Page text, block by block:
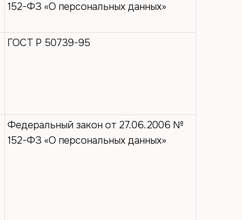
152-ФЗ «О персональных данных»
ГОСТ Р 50739-95
Федеральный закон от 27.06.2006 №
152-ФЗ «О персональных данных»